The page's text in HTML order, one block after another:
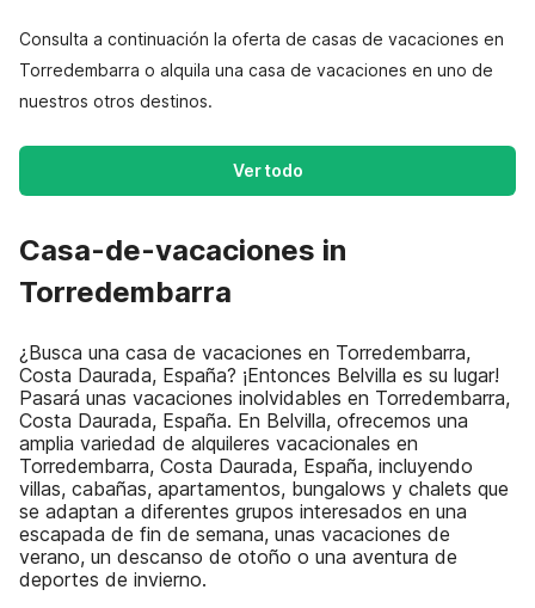
Consulta a continuación la oferta de casas de vacaciones en
Torredembarra o alquila una casa de vacaciones en uno de
nuestros otros destinos.
Ver todo
Casa-de-vacaciones in
Torredembarra
¿Busca una casa de vacaciones en Torredembarra,
Costa Daurada, España? ¡Entonces Belvilla es su lugar!
Pasará unas vacaciones inolvidables en Torredembarra,
Costa Daurada, España. En Belvilla, ofrecemos una
amplia variedad de alquileres vacacionales en
Torredembarra, Costa Daurada, España, incluyendo
villas, cabañas, apartamentos, bungalows y chalets que
se adaptan a diferentes grupos interesados en una
escapada de fin de semana, unas vacaciones de
verano, un descanso de otoño o una aventura de
deportes de invierno.